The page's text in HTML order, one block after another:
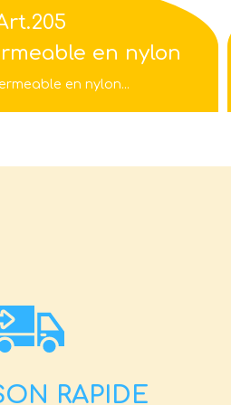
en nylon
en nylon...
RAPIDE